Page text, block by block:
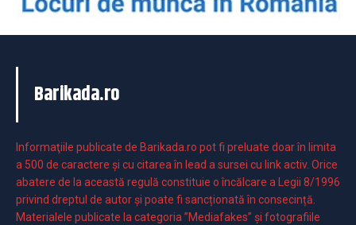
Barikada.ro
Informaţiile publicate de Barikada.ro pot fi preluate doar în limita
a 500 de caractere şi cu citarea în lead a sursei cu link activ. Orice
abatere de la această regulă constituie o încălcare a Legii 8/1996
privind dreptul de autor și poate fi sancționată în consecință.
Materialele publicate la categoria ”Mediafakes” și fotografiile